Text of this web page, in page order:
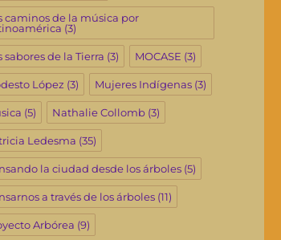
caminos de la música por
(3)
sabores de la Tierra (3) MOCASE (3)
López (3) Mujeres Indígenas(3)
(5) Nathalie Collomb(3)
Ledesma (35)
la ciudad desde los árboles(5)
a través de los árboles(11)
Arbórea (9)